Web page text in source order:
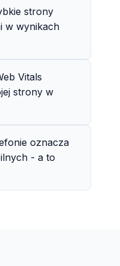
strony
w wynikach
Vitals
strony w
oznacza
- a to